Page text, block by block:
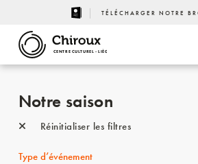
TÉLÉCHARGER NOTRE
CENTRE CULTUREL - LIÈGE
Notre saison
Réinitialiser les filtres
Type d’événement